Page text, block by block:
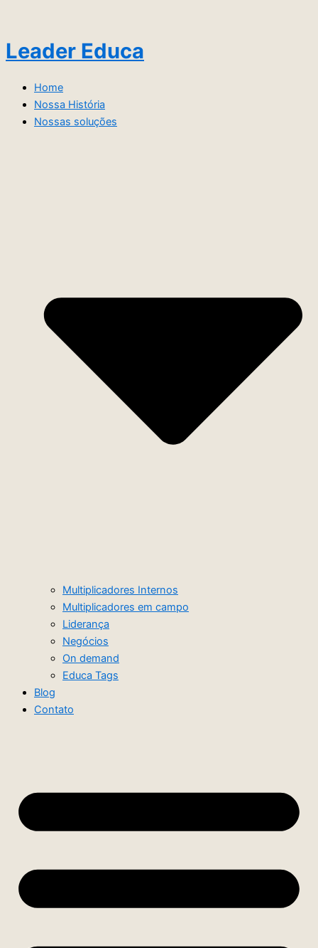
o
conteúdo
Leader Educa
Home
Nossa História
Nossas soluções
Multiplicadores Internos
Multiplicadores em campo
Liderança
Negócios
On demand
Educa Tags
Blog
Contato